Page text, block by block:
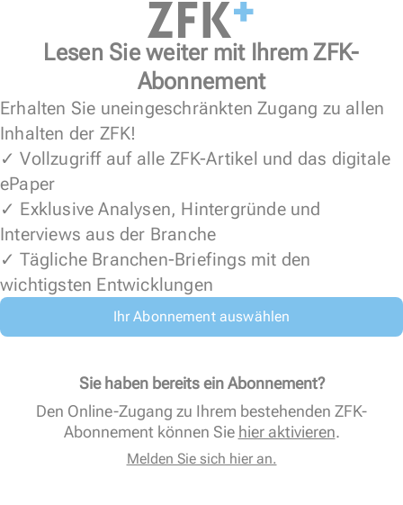
Lesen Sie weiter mit Ihrem ZFK-
Abonnement
Erhalten Sie uneingeschränkten Zugang zu allen
Inhalten der ZFK!
✓ Vollzugriff auf alle ZFK-Artikel und das digitale
ePaper
✓ Exklusive Analysen, Hintergründe und
Interviews aus der Branche
✓ Tägliche Branchen-Briefings mit den
wichtigsten Entwicklungen
Ihr Abonnement auswählen
Sie haben bereits ein Abonnement?
Den Online-Zugang zu Ihrem bestehenden ZFK-
Abonnement können Sie hier aktivieren.
Melden Sie sich hier an.